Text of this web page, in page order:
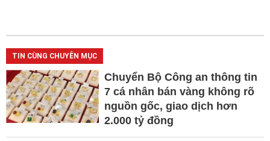
TIN CÙNG CHUYÊN MỤC
Chuyển Bộ Công an thông tin
7 cá nhân bán vàng không rõ
nguồn gốc, giao dịch hơn
2.000 tỷ đồng